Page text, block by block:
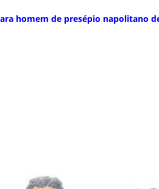
homem de presépio napolitano